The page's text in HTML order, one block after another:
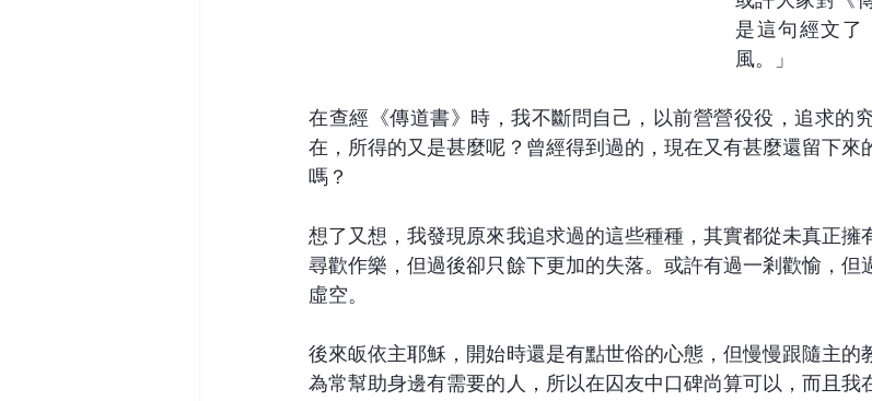
是這句經文了
風。」
在查經《傳道書》時，我不斷問自己，以前營營役役，追求的
在，所得的又是甚麼呢？曾經得到過的，現在又有甚麼還留下來
嗎？
想了又想，我發現原來我追求過的這些種種，其實都從未真正擁
尋歡作樂，但過後卻只餘下更加的失落。或許有過一剎歡愉，但
虛空。
後來皈依主耶穌，開始時還是有點世俗的心態，但慢慢跟隨主的
為常幫助身邊有需要的人，所以在囚友中口碑尚算可以，而且我